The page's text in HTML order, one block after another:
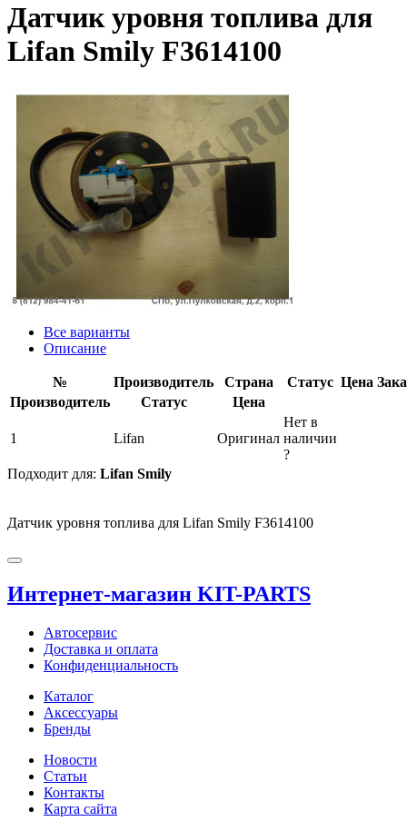
Датчик уровня топлива для
Lifan Smily F3614100
Все варианты
Описание
№ Производитель Страна Статус Цена
Производитель
Статус Цена
1 Lifan Оригинал
Нет в
наличии
?
Подходит для: Lifan Smily
Датчик уровня топлива для Lifan Smily F3614100
Интернет-магазин KIT-PARTS
Автосервис
Доставка и оплата
Конфиденциальность
Каталог
Аксессуары
Бренды
Новости
Статьи
Контакты
Карта сайта